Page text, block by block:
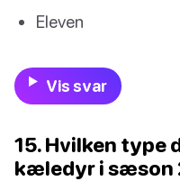
Eleven
Vis svar
15. Hvilken type
kæledyr i sæson